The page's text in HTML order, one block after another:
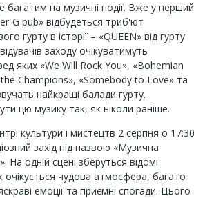
багатим на музичні події. Вже у перший
G pub» відбудеться триб'ют
гурту в історії – «QUEEN» від гурту
заходу очікуватимуть
яких «We Will Rock You», «Bohemian
Champions», «Somebody to Love» та
найкращі балади гурту.
цю музику так, як ніколи раніше.
культури і мистецтв 2 серпня о 17:30
захід під назвою «Музична
На одній сцені зберуться відомі
очікується чудова атмосфера, багато
емоції та приємні спогади. Цього